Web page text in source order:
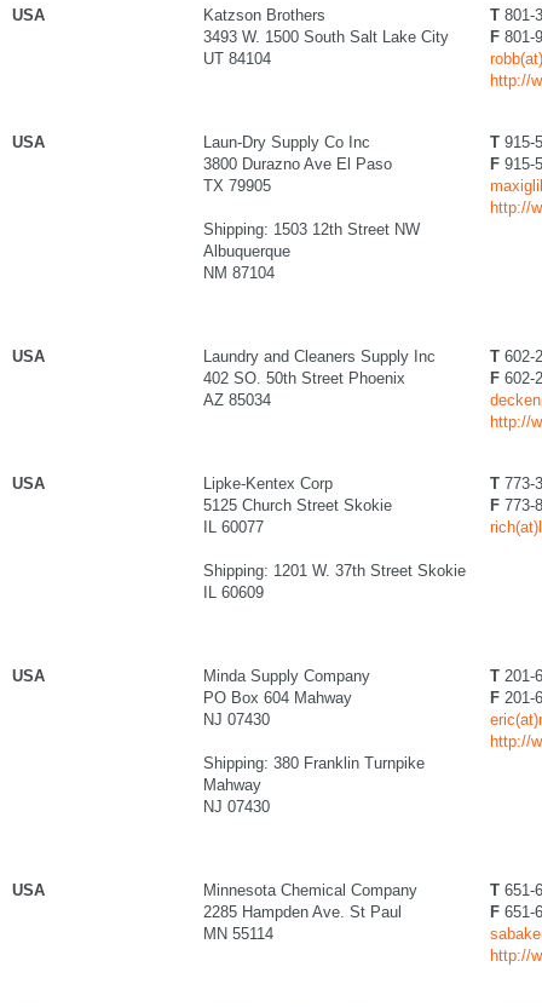
USA
Katzson Brothers
3493 W. 1500 South Salt Lake City
UT 84104
T 801-
F 801-
http://
USA
Laun-Dry Supply Co Inc
3800 Durazno Ave El Paso
TX 79905
Shipping: 1503 12th Street NW
Albuquerque
NM 87104
T 915-
F 915-
http://
USA
Laundry and Cleaners Supply Inc
402 SO. 50th Street Phoenix
AZ 85034
T 602-
F 602-
http://
USA
Lipke-Kentex Corp
5125 Church Street Skokie
IL 60077
Shipping: 1201 W. 37th Street Skokie
IL 60609
T 773-
F 773-
USA
Minda Supply Company
PO Box 604 Mahway
NJ 07430
Shipping: 380 Franklin Turnpike
Mahway
NJ 07430
T 201-
F 201-
http://
USA
Minnesota Chemical Company
2285 Hampden Ave. St Paul
MN 55114
T 651-
F 651-
http://